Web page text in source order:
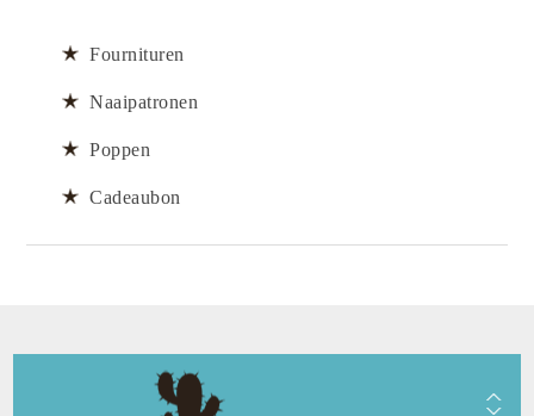
Fournituren
Naaipatronen
Poppen
Cadeaubon